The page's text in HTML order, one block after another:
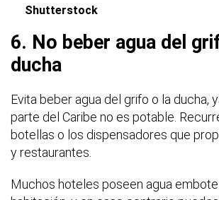
Shutterstock
6. No beber agua del
ducha
Evita beber agua del grifo o la ducha,
parte del Caribe no es potable.
botellas o los dispensadores que
y restaurantes.
Muchos hoteles poseen agua